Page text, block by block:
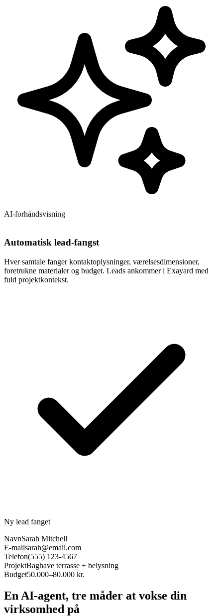
AI-forhåndsvisning
Automatisk lead-fangst
Hver samtale fanger kontaktoplysninger, værelsesdimensioner,
foretrukne materialer og budget. Leads ankommer i Exayard med
fuld projektkontekst.
Ny lead fanget
NavnSarah Mitchell
E-mailsarah@email.com
Telefon(555) 123-4567
ProjektBaghave terrasse + belysning
Budget50.000–80.000 kr.
En AI-agent, tre måder at vokse din
virksomhed på